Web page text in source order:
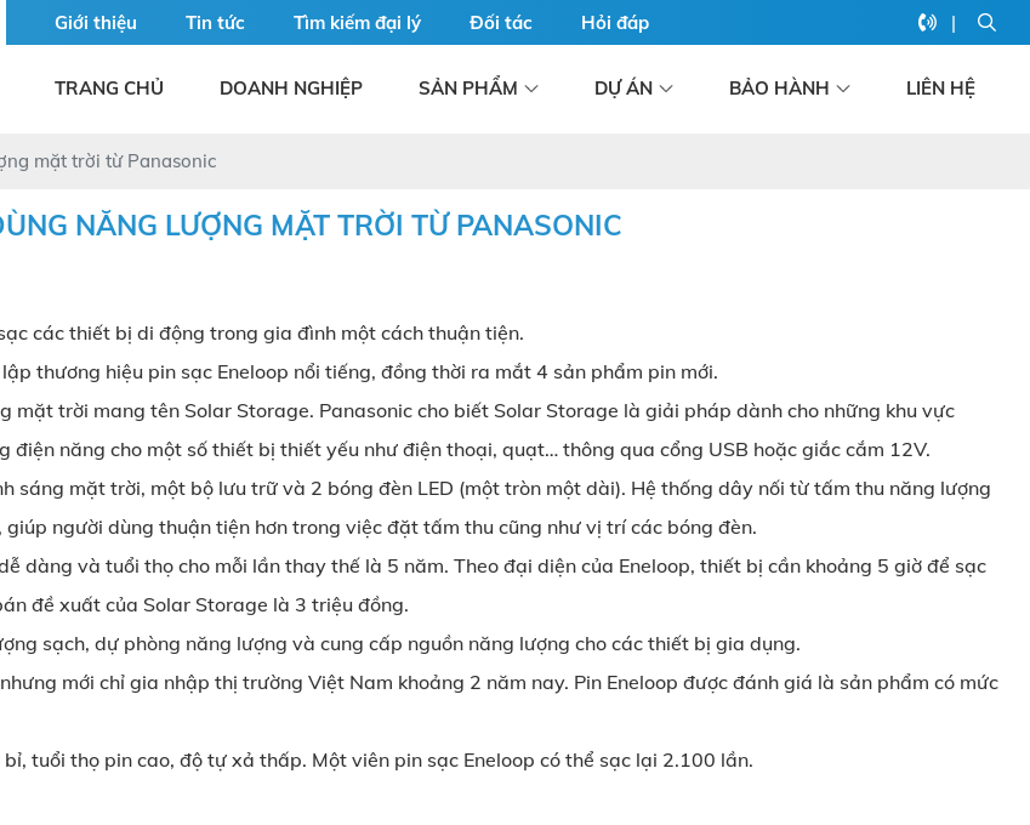
Giới thiệu Tin tức Tìm kiếm đại lý Đối tác Hỏi đáp |
TRANG CHỦ DOANH NGHIỆP SẢN PHẨM DỰ ÁN BẢO HÀNH LIÊN HỆ
mặt trời từ Panasonic
NĂNG LƯỢNG MẶT TRỜI TỪ PANASONIC
các thiết bị di động trong gia đình một cách thuận tiện.
thương hiệu pin sạc Eneloop nổi tiếng, đồng thời ra mắt 4 sản phẩm pin mới.
trời mang tên Solar Storage. Panasonic cho biết Solar Storage là giải pháp dành cho những khu vực
điện năng cho một số thiết bị thiết yếu như điện thoại, quạt… thông qua cổng USB hoặc giắc cắm 12V.
sáng mặt trời, một bộ lưu trữ và 2 bóng đèn LED (một tròn một dài). Hệ thống dây nối từ tấm thu năng lượng
người dùng thuận tiện hơn trong việc đặt tấm thu cũng như vị trí các bóng đèn.
dàng và tuổi thọ cho mỗi lần thay thế là 5 năm. Theo đại diện của Eneloop, thiết bị cần khoảng 5 giờ để sạc
đề xuất của Solar Storage là 3 triệu đồng.
sạch, dự phòng năng lượng và cung cấp nguồn năng lượng cho các thiết bị gia dụng.
mới chỉ gia nhập thị trường Việt Nam khoảng 2 năm nay. Pin Eneloop được đánh giá là sản phẩm có mức
tuổi thọ pin cao, độ tự xả thấp. Một viên pin sạc Eneloop có thể sạc lại 2.100 lần.